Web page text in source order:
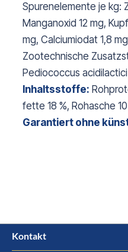
Spurenelemente je kg:
Manganoxid 12 mg,
mg, Calciumiodat 1,8
Zootechnische
Pediococcus
Inhaltsstoffe:
fette 18 %, Rohasche
Garantiert ohne
Kontakt